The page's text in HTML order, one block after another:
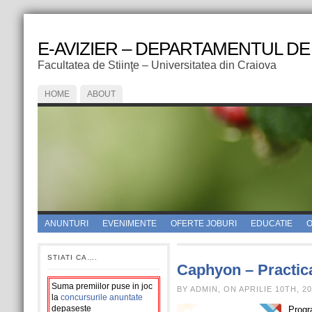
E-AVIZIER – DEPARTAMENTUL
Facultatea de Stiinţe – Universitatea din Craiova
HOME ABOUT
ANUNTURI EVENIMENTE OFERTE JOBURI EDUCATIE
STIATI CA….
Suma premiilor puse in joc
la concursurile anuntate
depaseste
Caphyon –
BY ADMIN, ON APRILIE 10TH,